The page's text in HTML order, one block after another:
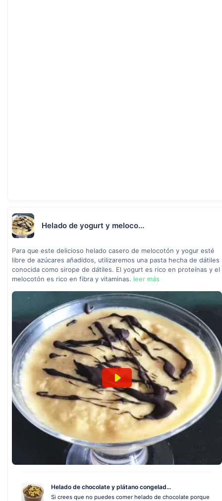
Helado de yogurt y meloco...
Para que este delicioso helado casero de melocotón y yogur esté
libre de azúcares añadidos, utilizaremos una pasta hecha de dátiles
conocida como sirope de dátiles. El yogurt es rico en proteínas y el
melocotón es rico en fibra y vitaminas. leer más
Helado de chocolate y plátano congelad...
Si crees que no puedes comer helado de chocolate porque